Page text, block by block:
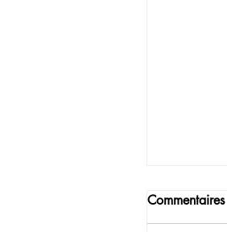
Commentaires